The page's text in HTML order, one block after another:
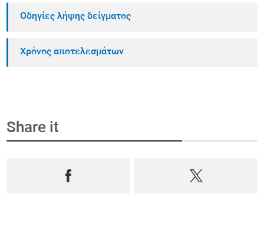
Οδηγίες λήψης δείγματος
Χρόνος αποτελεσμάτων
Share it